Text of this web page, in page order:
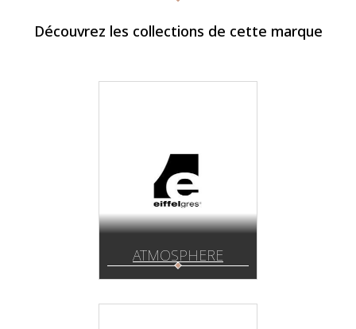
Découvrez les collections de cette marque
ATMOSPHERE